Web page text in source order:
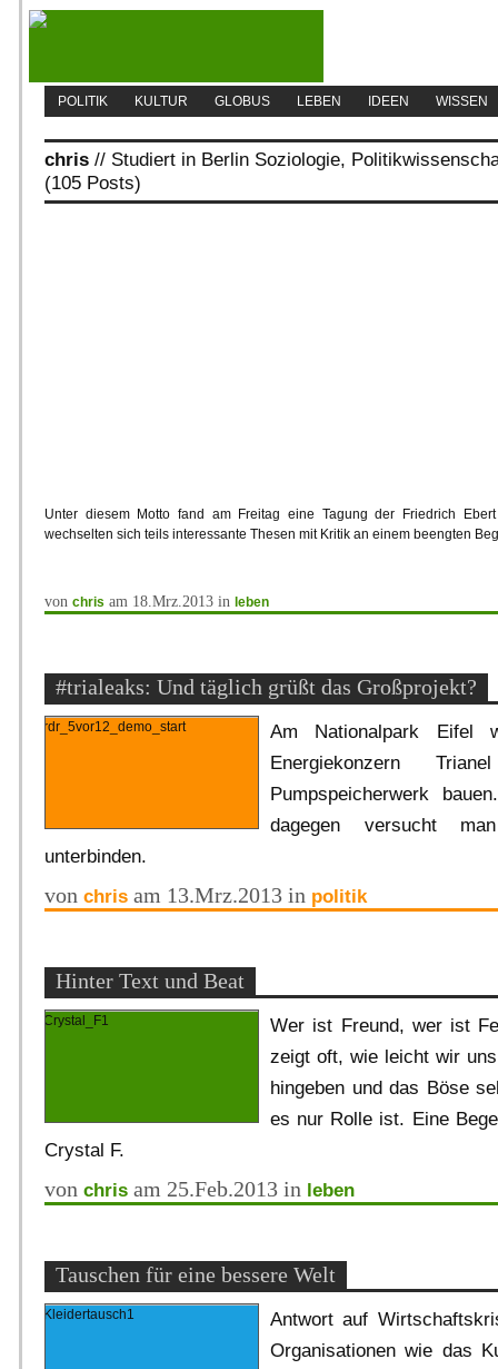
POLITIK KULTUR GLOBUS LEBEN IDEEN WISSEN
chris // Studiert in Berlin Soziologie,
(105 Posts)
Unter diesem Motto fand am Freitag eine Tagung der Friedrich
wechselten sich teils interessante Thesen mit Kritik an einem beengten
von chris am 18.Mrz.2013 in leben
#trialeaks: Und täglich grüßt das Großprojekt?
Am Nationalpark Eifel
Energiekonzern
Pumpspeicherwerk
dagegen versucht
unterbinden.
von chris am 13.Mrz.2013 in politik
Hinter Text und Beat
Wer ist Freund, wer ist
zeigt oft, wie leicht wir
hingeben und das Böse
es nur Rolle ist. Eine
Crystal F.
von chris am 25.Feb.2013 in leben
Tauschen für eine bessere Welt
Antwort auf
Organisationen wie das